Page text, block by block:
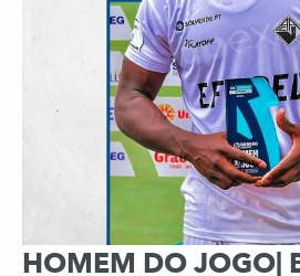
HOMEM DO JOGO|